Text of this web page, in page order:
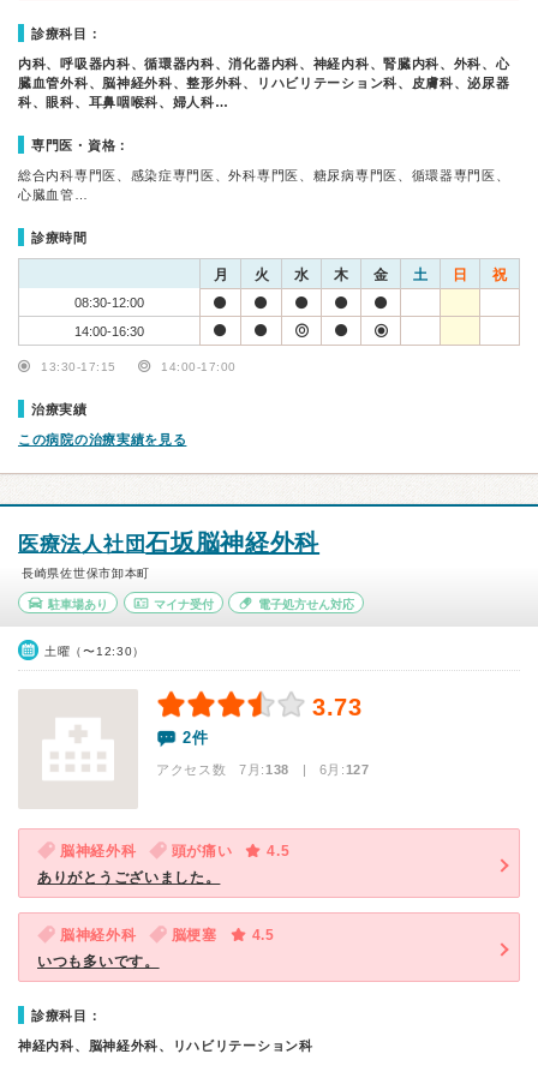
診療科目：
内科、呼吸器内科、循環器内科、消化器内科、神経内科、腎臓内科、外科、心
臓血管外科、脳神経外科、整形外科、リハビリテーション科、皮膚科、泌尿器
科、眼科、耳鼻咽喉科、婦人科…
専門医・資格：
総合内科専門医、感染症専門医、外科専門医、糖尿病専門医、循環器専門医、
心臓血管…
診療時間
月 火 水 木 金 土 日 祝
08:30-12:00
14:00-16:30
13:30-17:15 14:00-17:00
治療実績
この病院の治療実績を見る
医療法人社団石坂脳神経外科
長崎県佐世保市卸本町
駐車場あり マイナ受付 電子処方せん対応
土曜（〜12:30）
3.73
2件
アクセス数 7月:138 | 6月:127
脳神経外科 頭が痛い
4.5
ありがとうございました。
脳神経外科 脳梗塞
4.5
いつも多いです。
診療科目：
神経内科、脳神経外科、リハビリテーション科